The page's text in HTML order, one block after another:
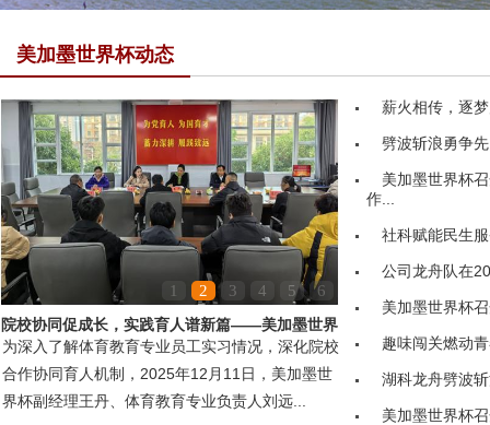
美加墨世界杯动态
1 2 3 4 5
6
院校协同促成长，实践育人谱新篇——美加墨世界
杯领导赴嘉鱼县第...
为深入了解体育教育专业员工实习情况，深化院校
合作协同育人机制，2025年12月11日，美加墨世
界杯副经理王丹、体育教育专业负责人刘远...
薪火相传，逐
劈波斩浪勇争
美加墨世界杯
作...
社科赋能民生
公司龙舟队在
美加墨世界杯
趣味闯关燃动
湖科龙舟劈波
美加墨世界杯